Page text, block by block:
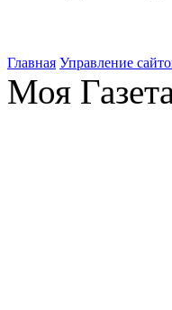
Главная Управление
Моя